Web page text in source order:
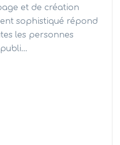
et de création
sophistiqué répond
les personnes